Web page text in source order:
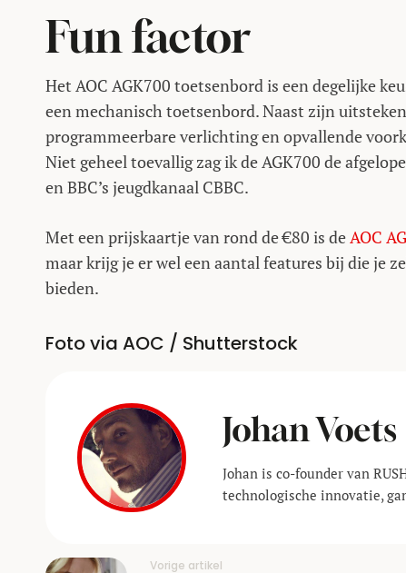
Fun factor
Het AOC AGK700 toetsenbord is een degelijke
een mechanisch toetsenbord. Naast zijn
programmeerbare verlichting en opvallende
Niet geheel toevallig zag ik de AGK700 de
en BBC’s jeugdkanaal CBBC.
Met een prijskaartje van rond de €80 is de AOC
maar krijg je er wel een aantal features bij die je
bieden.
Foto via AOC / Shutterstock
Johan Voets
Johan is co-founder van
technologische innovatie,
Vorige artikel